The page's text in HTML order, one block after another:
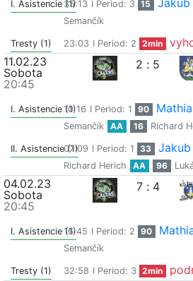
I. Asistencie (1)35:13 I Period: 3 15 Jakub
Semančík
Tresty (1) 23:03 I Period: 2 2min
11.02.23
Sobota
20:45
2 : 5
I. Asistencie (1)10:16 I Period: 1 90
Semančík
AA 16 Richard
II. Asistencie (1)
07:09 I Period: 1 33
Richard Herich
AA 96
04.02.23
Sobota
20:45
7 : 4
I. Asistencie (1)16:45 I Period: 2 90
Semančík
Tresty (1) 32:58 I Period: 3 2min